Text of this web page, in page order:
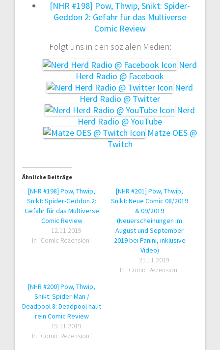
[NHR #198] Pow, Thwip, Snikt: Spider-
Geddon 2: Gefahr für das Multiverse
Comic Review
Folgt uns in den sozialen Medien:
Nerd
Herd Radio @ Facebook
Nerd
Herd Radio @ Twitter
Nerd
Herd Radio @ YouTube
Matze OES @
Twitch
Ähnliche Beiträge
[NHR #198] Pow, Thwip,
Snikt: Spider-Geddon 2:
Gefahr für das Multiverse
Comic Review
12.11.2019
In "Comic Rezension"
[NHR #201] Pow, Thwip,
Snikt: Neue Comic 08/2019
& 09/2019
(Neuerscheinungen im
August und September
2019 bei Panini, inklusive
Video)
21.11.2019
In "Comic Rezension"
[NHR #200] Pow, Thwip,
Snikt: Spider-Man /
Deadpool 8: Deadpool haut
rein Comic Review
19.11.2019
In "Comic Rezension"